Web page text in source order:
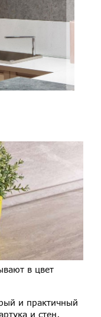
в цвет
и практичный
и стен,